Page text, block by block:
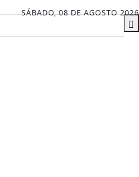
SÁBADO, 08 DE AGOSTO 2026